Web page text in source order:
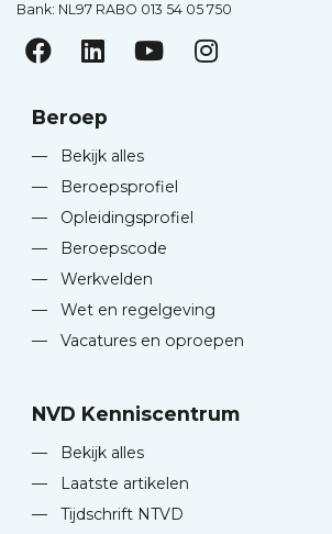
Bank: NL97 RABO 013 54 05 750
Beroep
—
Bekijk alles
—
Beroepsprofiel
—
Opleidingsprofiel
—
Beroepscode
—
Werkvelden
—
Wet en regelgeving
—
Vacatures en oproepen
NVD Kenniscentrum
—
Bekijk alles
—
Laatste artikelen
—
Tijdschrift NTVD